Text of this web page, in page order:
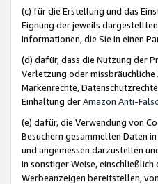
(c) für die Erstellung und das
Eignung der jeweils
Informationen, die Sie in einen
(d) dafür, dass die Nutzung der
Verletzung oder missbräuchliche
Markenrechte,
Einhaltung derAmazon Anti-
(e) dafür, die Verwendung von
Besuchern gesammelten Daten
und angemessen darzustellen
in sonstiger Weise,
Werbeanzeigen bereitstellen,